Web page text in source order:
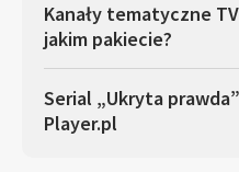
Kanały tematyczne
jakim pakiecie?
Serial „Ukryta
Player.pl